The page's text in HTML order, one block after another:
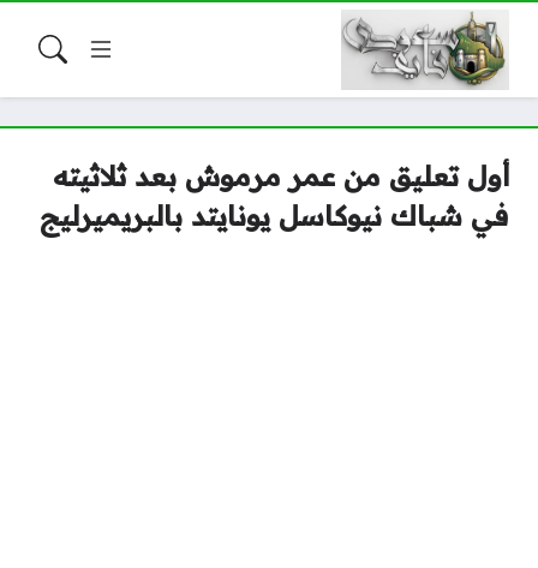
أول تعليق من عمر مرموش بعد ثلاثيته
في شباك نيوكاسل يونايتد بالبريميرليج